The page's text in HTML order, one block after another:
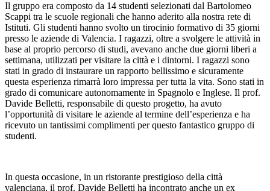
Il gruppo era composto da 14 studenti selezionati dal Bartolomeo
Scappi tra le scuole regionali che hanno aderito alla nostra rete di
Istituti. Gli studenti hanno svolto un tirocinio formativo di 35 giorni
presso le aziende di Valencia. I ragazzi, oltre a svolgere le attività in
base al proprio percorso di studi, avevano anche due giorni liberi a
settimana, utilizzati per visitare la città e i dintorni. I ragazzi sono
stati in grado di instaurare un rapporto bellissimo e sicuramente
questa esperienza rimarrà loro impressa per tutta la vita. Sono stati in
grado di comunicare autonomamente in Spagnolo e Inglese. Il prof.
Davide Belletti, responsabile di questo progetto, ha avuto
l’opportunità di visitare le aziende al termine dell’esperienza e ha
ricevuto un tantissimi complimenti per questo fantastico gruppo di
studenti.
In questa occasione, in un ristorante prestigioso della città
valenciana, il prof. Davide Belletti ha incontrato anche un ex